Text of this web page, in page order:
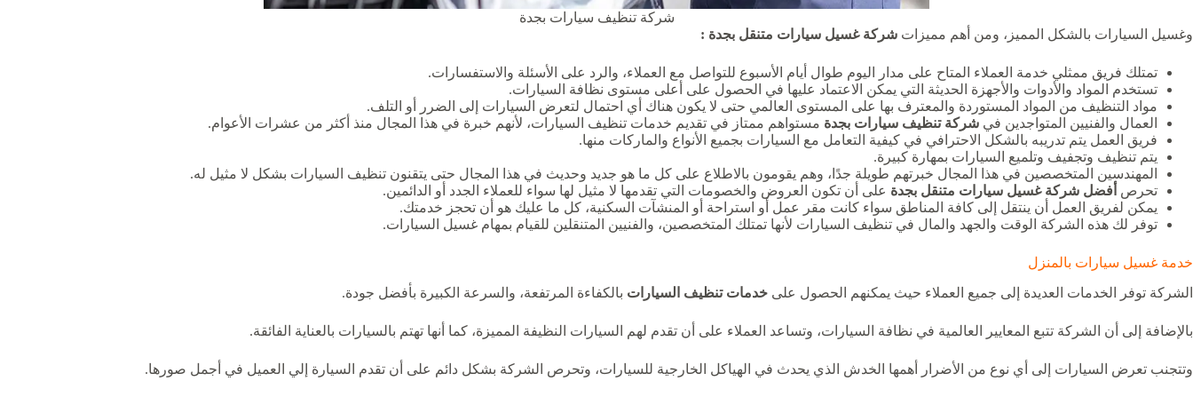
شركة تنظيف سيارات بجدة
وغسيل السيارات بالشكل المميز، ومن أهم مميزات شركة غسيل سيارات متنقل بجدة :
تمتلك فريق ممثلي خدمة العملاء المتاح على مدار اليوم طوال أيام الأسبوع للتواصل مع العملاء، والرد على الأسئلة والاستفسارات.
تستخدم المواد والأدوات والأجهزة الحديثة التي يمكن الاعتماد عليها في الحصول على أعلى مستوى نظافة السيارات.
مواد التنظيف من المواد المستوردة والمعترف بها على المستوى العالمي حتى لا يكون هناك أي احتمال لتعرض السيارات إلى الضرر أو التلف.
العمال والفنيين المتواجدين في شركة تنظيف سيارات بجدة مستواهم ممتاز في تقديم خدمات تنظيف السيارات، لأنهم خبرة في هذا المجال منذ أكثر من عشرات الأعوام.
فريق العمل يتم تدريبه بالشكل الاحترافي في كيفية التعامل مع السيارات بجميع الأنواع والماركات منها.
يتم تنظيف وتجفيف وتلميع السيارات بمهارة كبيرة.
المهندسين المتخصصين في هذا المجال خبرتهم طويلة جدًا، وهم يقومون بالاطلاع على كل ما هو جديد وحديث في هذا المجال حتى يتقنون تنظيف السيارات بشكل لا مثيل له.
تحرص أفضل شركة غسيل سيارات متنقل بجدة على أن تكون العروض والخصومات التي تقدمها لا مثيل لها سواء للعملاء الجدد أو الدائمين.
يمكن لفريق العمل أن ينتقل إلى كافة المناطق سواء كانت مقر عمل أو استراحة أو المنشآت السكنية، كل ما عليك هو أن تحجز خدمتك.
توفر لك هذه الشركة الوقت والجهد والمال في تنظيف السيارات لأنها تمتلك المتخصصين، والفنيين المتنقلين للقيام بمهام غسيل السيارات.
خدمة غسيل سيارات بالمنزل
الشركة توفر الخدمات العديدة إلى جميع العملاء حيث يمكنهم الحصول على خدمات تنظيف السيارات بالكفاءة المرتفعة، والسرعة الكبيرة بأفضل جودة.
بالإضافة إلى أن الشركة تتبع المعايير العالمية في نظافة السيارات، وتساعد العملاء على أن تقدم لهم السيارات النظيفة المميزة، كما أنها تهتم بالسيارات بالعناية الفائقة.
وتتجنب تعرض السيارات إلى أي نوع من الأضرار أهمها الخدش الذي يحدث في الهياكل الخارجية للسيارات، وتحرص الشركة بشكل دائم على أن تقدم السيارة إلي العميل في أجمل صورها.